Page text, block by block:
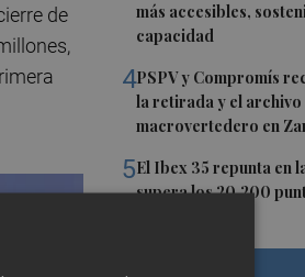
más accesibles,
capacidad
4PSPV y Compromís
la retirada y el
macrovertedero en
5El Ibex 35 repunta en
supera los 20.200
de